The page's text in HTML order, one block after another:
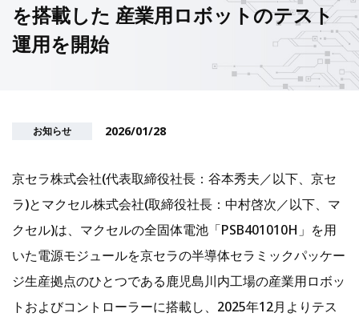
を搭載した 産業用ロボットのテスト
運用を開始
お知らせ 2026/01/28
京セラ株式会社(代表取締役社長：谷本秀夫／以下、京セ
ラ)とマクセル株式会社(取締役社長：中村啓次／以下、マ
クセル)は、マクセルの全固体電池「PSB401010H」を用
いた電源モジュールを京セラの半導体セラミックパッケー
ジ生産拠点のひとつである鹿児島川内工場の産業用ロボッ
トおよびコントローラーに搭載し、2025年12月よりテス